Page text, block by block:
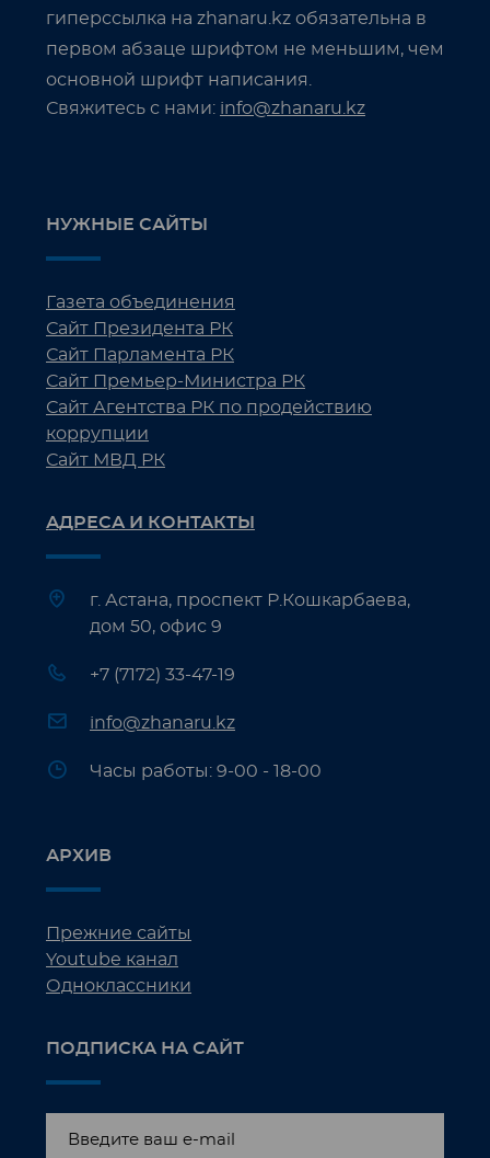
гиперссылка на zhanaru.kz обязательна в
первом абзаце шрифтом не меньшим, чем
основной шрифт написания.
Свяжитесь с нами: info@zhanaru.kz
НУЖНЫЕ САЙТЫ
Газета объединения
Сайт Президента РК
Сайт Парламента РК
Сайт Премьер-Министра РК
Сайт Агентства РК по продействию
коррупции
Сайт МВД РК
АДРЕСА И КОНТАКТЫ
г. Астана, проспект Р.Кошкарбаева,
дом 50, офис 9
+7 (7172) 33-47-19
info@zhanaru.kz
Часы работы: 9-00 - 18-00
АРХИВ
Прежние сайты
Youtube канал
Одноклассники
ПОДПИСКА НА САЙТ